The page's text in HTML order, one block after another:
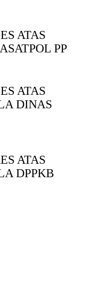
ATAS
PP
ATAS
DINAS
ATAS
DPPKB